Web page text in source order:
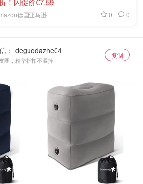
！闪促价€7.59
德国亚马逊 0 0
：
圈，精华折扣不漏掉
复制